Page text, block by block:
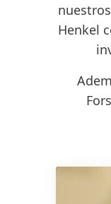
Henkel